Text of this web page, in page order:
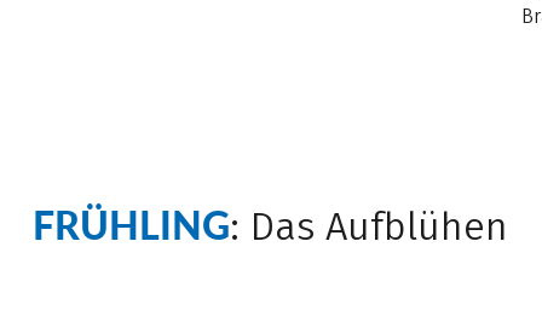
FRÜHLING: Das Aufblühen